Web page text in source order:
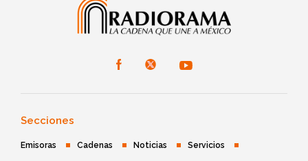
Secciones
Emisoras Cadenas Noticias Servicios